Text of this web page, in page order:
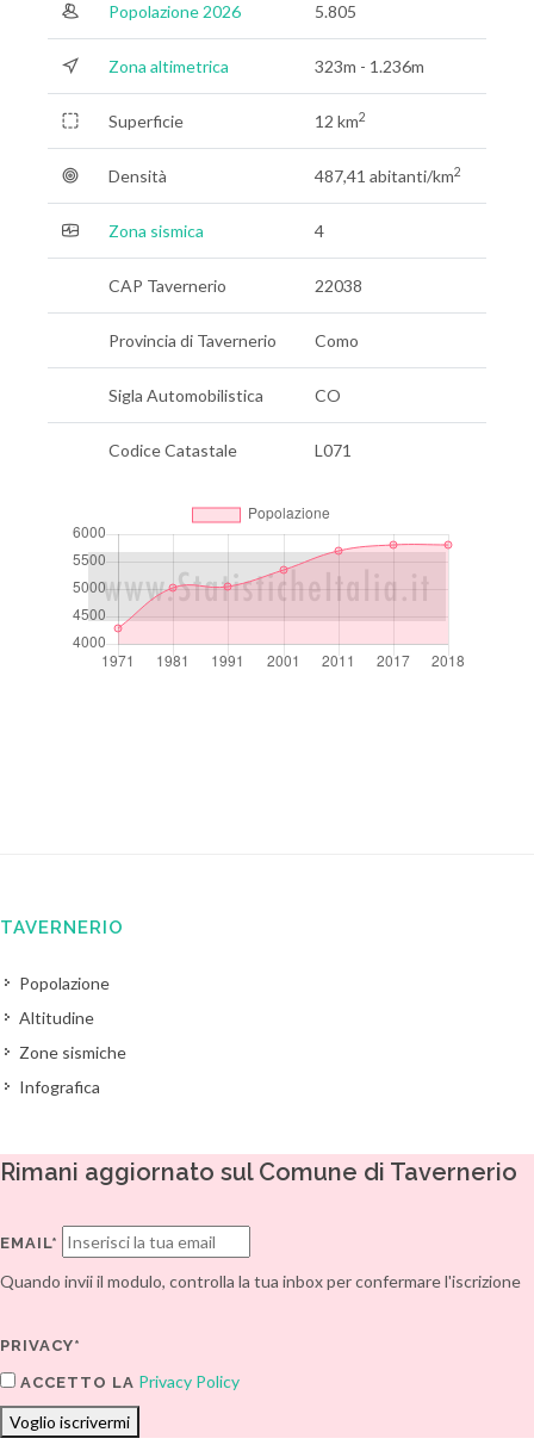
Popolazione 2026 5.805
Zona altimetrica 323m - 1.236m
Superficie 12 km2
Densità 487,41 abitanti/km2
Zona sismica 4
CAP Tavernerio 22038
Provincia di Tavernerio Como
Sigla Automobilistica CO
Codice Catastale L071
TAVERNERIO
Popolazione
Altitudine
Zone sismiche
Infografica
Rimani aggiornato sul Comune di Tavernerio
EMAIL*
Quando invii il modulo, controlla la tua inbox per confermare l'iscrizione
PRIVACY*
ACCETTO LA Privacy Policy
Voglio iscrivermi